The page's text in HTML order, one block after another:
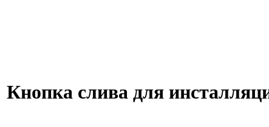
Кнопка слива для